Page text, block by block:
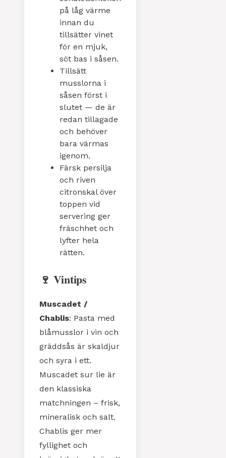
på låg värme
innan du
tillsätter vinet
för en mjuk,
söt bas i såsen.
Tillsätt
musslorna i
såsen först i
slutet — de är
redan tillagade
och behöver
bara värmas
igenom.
Färsk persilja
och riven
citronskal över
toppen vid
servering ger
fräschhet och
lyfter hela
rätten.
🍷 Vintips
Muscadet /
Chablis: Pasta med
blåmusslor i vin och
gräddsås är skaldjur
och syra i ett.
Muscadet sur lie är
den klassiska
matchningen – frisk,
mineralisk och salt.
Chablis ger mer
fyllighet och